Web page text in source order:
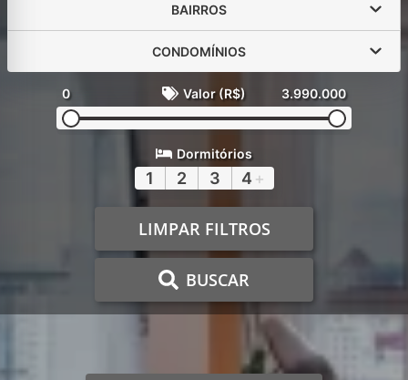
BAIRROS
CONDOMÍNIOS
0 Valor (R$) 3.990.000
Dormitórios
1 2 3 4 +
LIMPAR FILTROS
BUSCAR